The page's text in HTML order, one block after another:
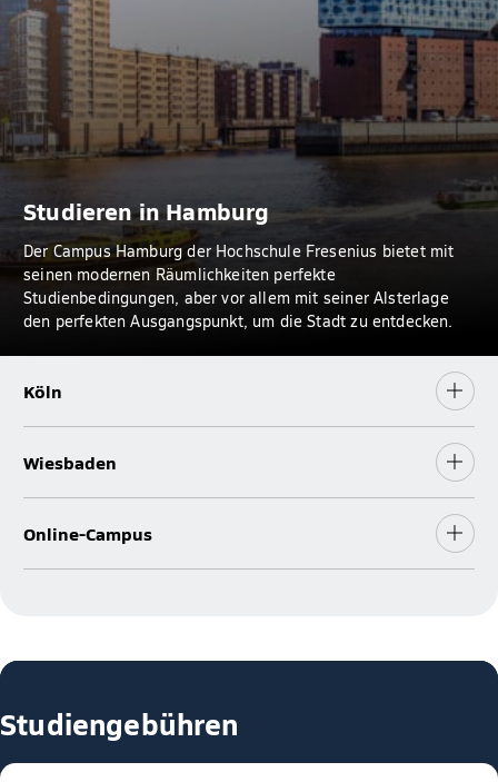
Studieren in Hamburg
Der Campus Hamburg der Hochschule Fresenius bietet mit
seinen modernen Räumlichkeiten perfekte
Studienbedingungen, aber vor allem mit seiner Alsterlage
den perfekten Ausgangspunkt, um die Stadt zu entdecken.
Köln
Wiesbaden
Online-Campus
Studiengebühren